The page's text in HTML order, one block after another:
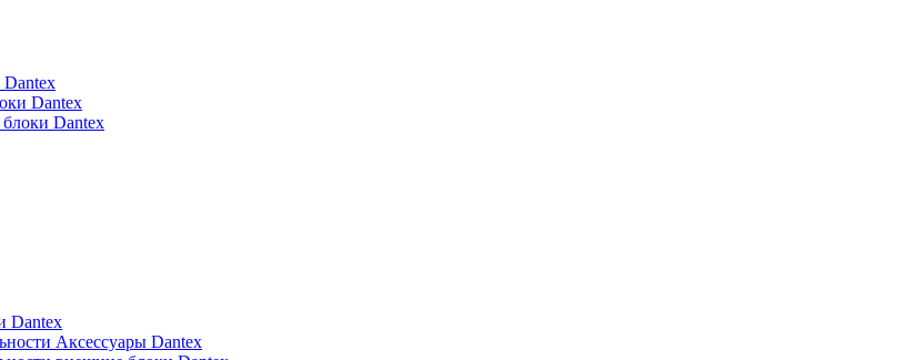
Dantex
Dantex
Dantex
Аксессуары Dantex